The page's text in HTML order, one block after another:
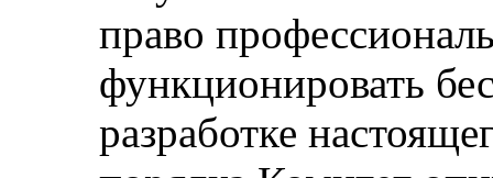
право
функционировать
разработке